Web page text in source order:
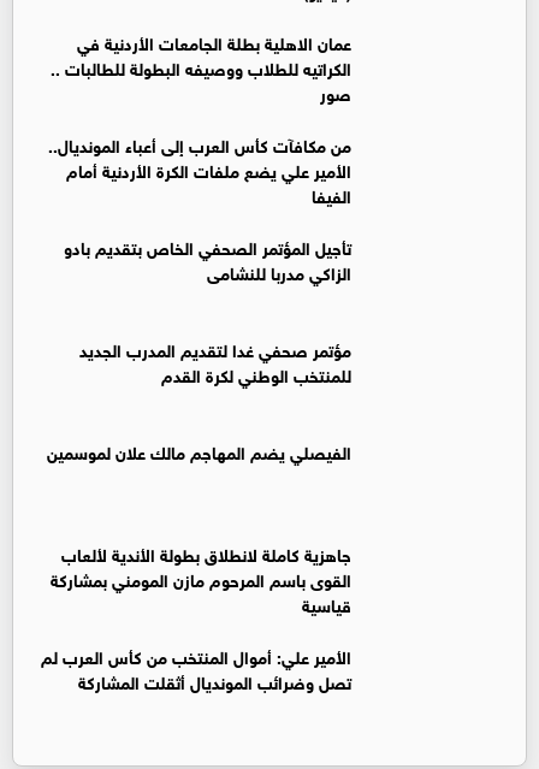
عمان الاهلية بطلة الجامعات الأردنية في
الكراتيه للطلاب ووصيفه البطولة للطالبات ..
صور
من مكافآت كأس العرب إلى أعباء المونديال..
الأمير علي يضع ملفات الكرة الأردنية أمام
الفيفا
تأجيل المؤتمر الصحفي الخاص بتقديم بادو
الزاكي مدربا للنشامى
مؤتمر صحفي غدا لتقديم المدرب الجديد
للمنتخب الوطني لكرة القدم
الفيصلي يضم المهاجم مالك علان لموسمين
جاهزية كاملة لانطلاق بطولة الأندية لألعاب
القوى باسم المرحوم مازن المومني بمشاركة
قياسية
الأمير علي: أموال المنتخب من كأس العرب لم
تصل وضرائب المونديال أثقلت المشاركة